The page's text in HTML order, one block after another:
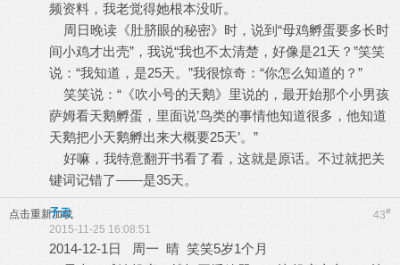
频资料，我老觉得她根本没听。
周日晚读《肚脐眼的秘密》时，说到“母鸡孵蛋要多长时
间小鸡才出壳”，我说“我也不太清楚，好像是21天？”笑笑
说：“我知道，是25天。”我很惊奇：“你怎么知道的？”
笑笑说：“《吹小号的天鹅》里说的，最开始那个小男孩
萨姆看天鹅孵蛋，里面说’鸟类的事情他知道很多，他知道
天鹅把小天鹅孵出来大概要25天’。”
好嘛，我特意翻开书看了看，这就是原话。不过就把关
键词记错了——是35天。
点击重新加载 43#
子云
2015-11-25 16:08:51
2014-12-1日 周一 晴 笑笑5岁1个月